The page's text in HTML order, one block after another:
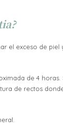
el exceso de
de 4
de rectos